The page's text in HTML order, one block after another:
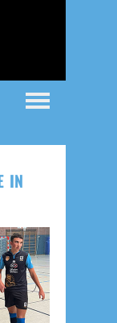
IN